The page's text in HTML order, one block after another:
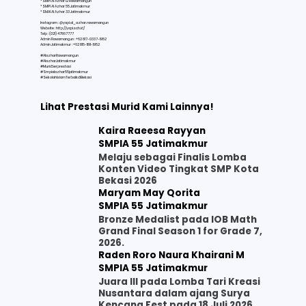
* SMPI Al Azhar 55 Jatimakmur
* SMAI Al Azhar 33 Jatimakmur
Instagram : @yapi.al_azhar.rawamangun
Website :http://yapi.sch.id/
Telp : (021) 47867777
Admin Rawamangun : +62 817-0337-1952
Admin Jatimakmur : +62 815-1191-1952
#AlazharRawamangun
#AlazharJatimakmur
#Muridberprestasi
#Smpialazhar55jatimakmur
#SekolahIslamTerbaikdiBekasi
Lihat Prestasi Murid Kami Lainnya!
Kaira Raeesa Rayyan
SMPIA 55 Jatimakmur
Melaju sebagai Finalis Lomba
Konten Video Tingkat SMP Kota
Bekasi 2026
Maryam May Qorita
SMPIA 55 Jatimakmur
Bronze Medalist pada IOB Math
Grand Final Season 1 for Grade 7,
2026.
Raden Roro Naura Khairani M
SMPIA 55 Jatimakmur
Juara III pada Lomba Tari Kreasi
Nusantara dalam ajang Surya